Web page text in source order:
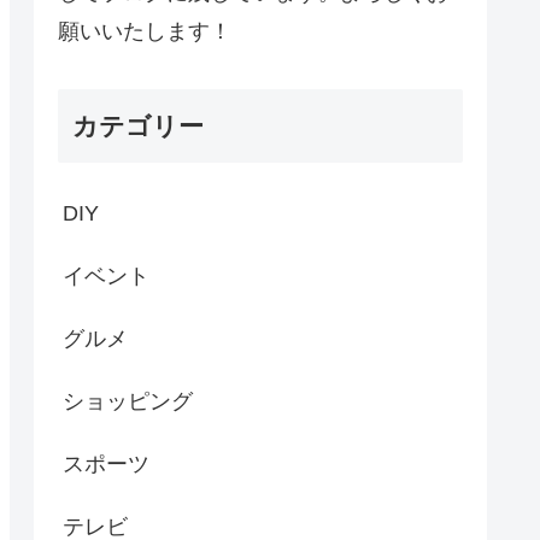
願いいたします！
カテゴリー
DIY
イベント
グルメ
ショッピング
スポーツ
テレビ